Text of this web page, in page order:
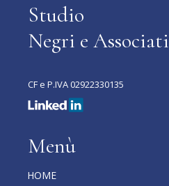
Studio
Negri e Associati
CF e P.IVA 02922330135
Menù
HOME